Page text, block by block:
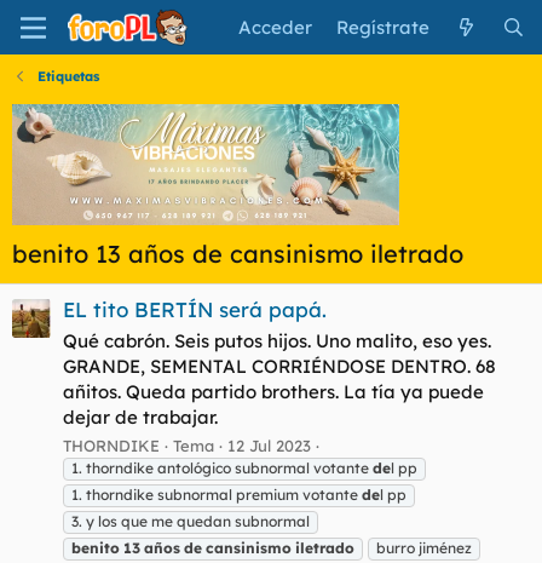
Acceder Regístrate
Etiquetas
benito 13 años de cansinismo iletrado
EL tito BERTÍN será papá.
Qué cabrón. Seis putos hijos. Uno malito, eso yes.
GRANDE, SEMENTAL CORRIÉNDOSE DENTRO. 68
añitos. Queda partido brothers. La tía ya puede
dejar de trabajar.
THORNDIKE Tema 12 Jul 2023
1. thorndike antológico subnormal votante del pp
1. thorndike subnormal premium votante del pp
3. y los que me quedan subnormal
benito 13 años de cansinismo iletrado
burro jiménez